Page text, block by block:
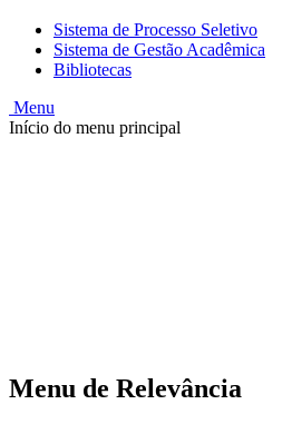
Sistema de Processo Seletivo
Sistema de Gestão Acadêmica
Bibliotecas
Menu
Início do menu principal
Menu de Relevância